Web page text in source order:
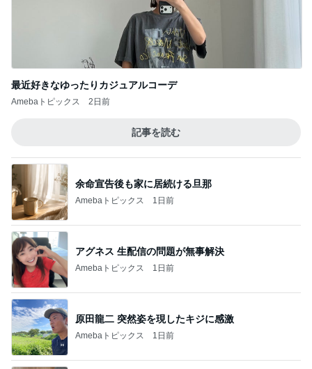
最近好きなゆったりカジュアルコーデ
Amebaトピックス 2日前
記事を読む
余命宣告後も家に居続ける旦那
Amebaトピックス 1日前
アグネス 生配信の問題が無事解決
Amebaトピックス 1日前
原田龍二 突然姿を現したキジに感激
Amebaトピックス 1日前